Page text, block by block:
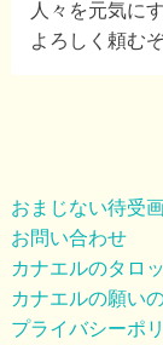
人々を元気に
よろしく頼む
おまじない待受
お問い合わせ
カナエルのタロ
カナエルの願い
プライバシーポ